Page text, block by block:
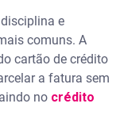
e
comuns. A
cartão de crédito
a fatura sem
no crédito